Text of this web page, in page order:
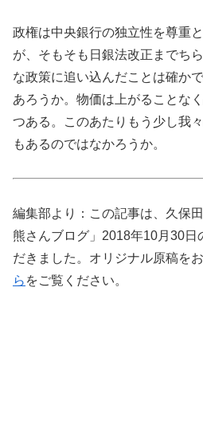
政権は中央銀行の独立性を尊重
が、そもそも日銀法改正までち
な政策に追い込んだことは確か
あろうか。物価は上がることな
つある。このあたりもう少し我
もあるのではなかろうか。
編集部より：この記事は、久保
熊さんブログ」2018年10月30日
だきました。オリジナル原稿を
ら をご覧ください。